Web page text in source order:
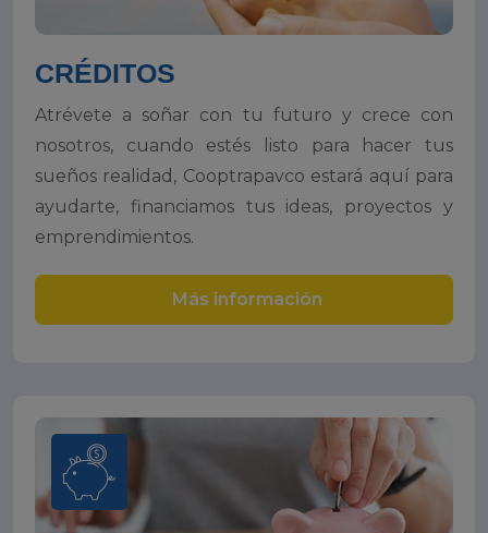
CRÉDITOS
Atrévete a soñar con tu futuro y crece con
nosotros, cuando estés listo para hacer tus
sueños realidad, Cooptrapavco estará aquí para
ayudarte, financiamos tus ideas, proyectos y
emprendimientos.
Más información